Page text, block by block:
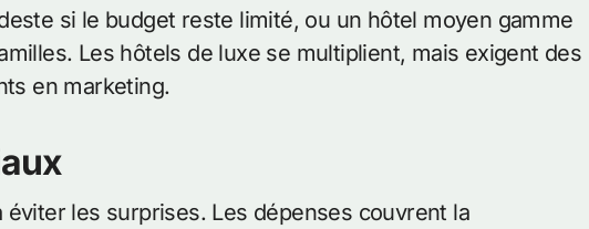
si le budget reste limité, ou un hôtel moyen gamme
Les hôtels de luxe se multiplient, mais exigent des
en marketing.
les surprises. Les dépenses couvrent la